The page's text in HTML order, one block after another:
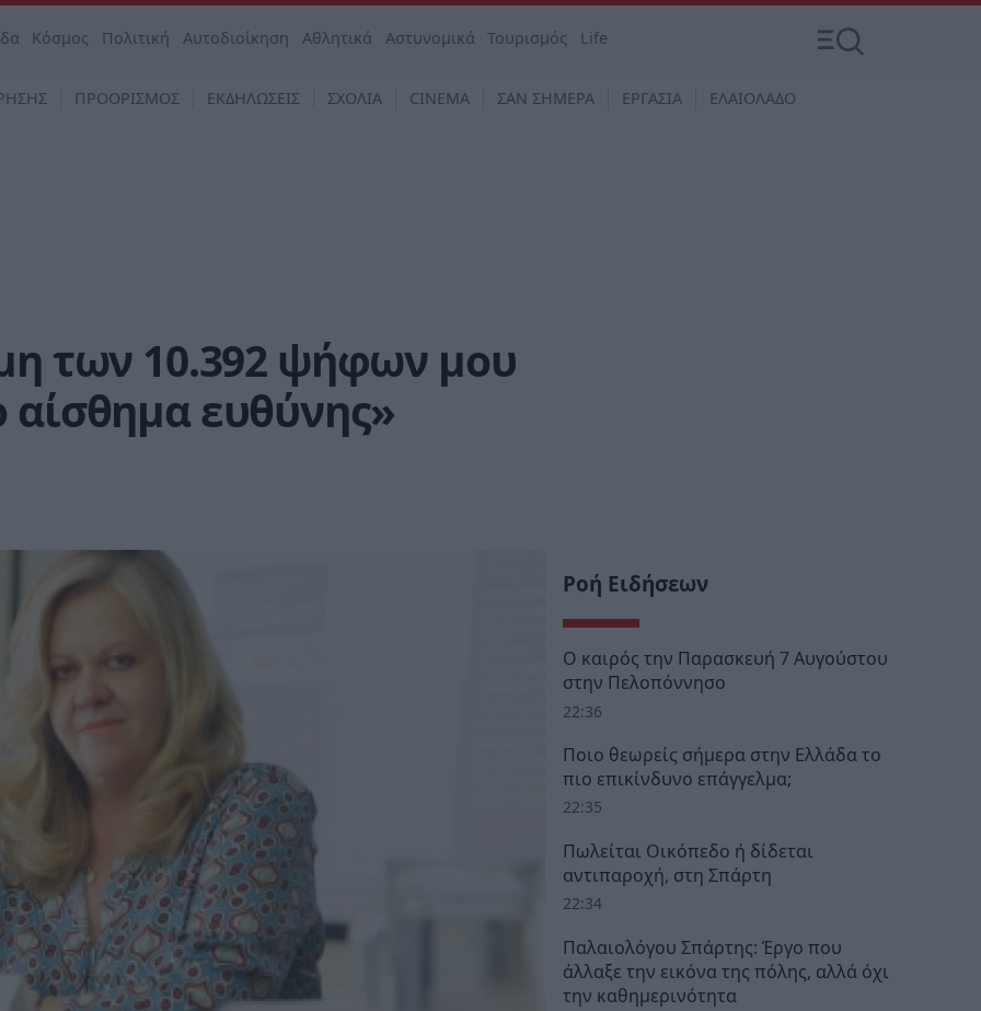
Κόσμος Πολιτική Αυτοδιοίκηση Αθλητικά Αστυνομικά Τουρισμός Life
ΠΡΟΟΡΙΣΜΟΣ ΕΚΔΗΛΩΣΕΙΣ ΣΧΟΛΙΑ CINEMA ΣΑΝ ΣΗΜΕΡΑ ΕΡΓΑΣΙΑ ΕΛΑΙΟΛΑΔΟ
των 10.392 ψήφων μου
αίσθημα ευθύνης»
Ροή Ειδήσεων
Ο καιρός την Παρασκευή 7 Αυγούστου
στην Πελοπόννησο
22:36
Ποιο θεωρείς σήμερα στην Ελλάδα το
πιο επικίνδυνο επάγγελμα;
22:35
Πωλείται Οικόπεδο ή δίδεται
αντιπαροχή, στη Σπάρτη
22:34
Παλαιολόγου Σπάρτης: Έργο που
άλλαξε την εικόνα της πόλης, αλλά όχι
την καθημερινότητα